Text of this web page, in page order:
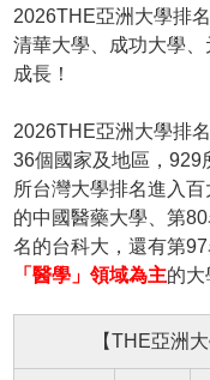
2026THE亞洲大學排
清華大學、成功大學
成長！
2026THE亞洲大學排
36個國家及地區，929
所台灣大學排名進入
的中國醫藥大學、第
名的台科大，還有第
「醫學」領域為主的大
【THE亞洲